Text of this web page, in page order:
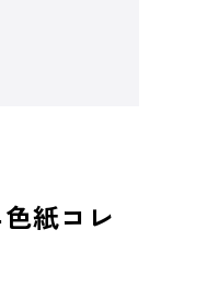
紙コレ